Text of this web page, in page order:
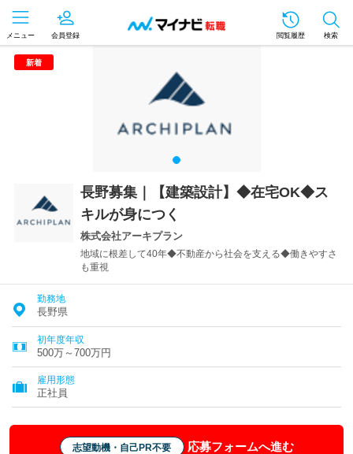
メニュー 会員登録 閲覧履歴 検索
新着
長野募集｜【建築設計】◆在宅OK◆ス
キルが身につく
株式会社アーキプラン
地域に根差して40年◆不動産から社会を支える◆働きやすさ
も重視
勤務地
長野県
初年度年収
500万～700万円
雇用形態
正社員
志望動機・自己PR不要 応募フォームへ進む